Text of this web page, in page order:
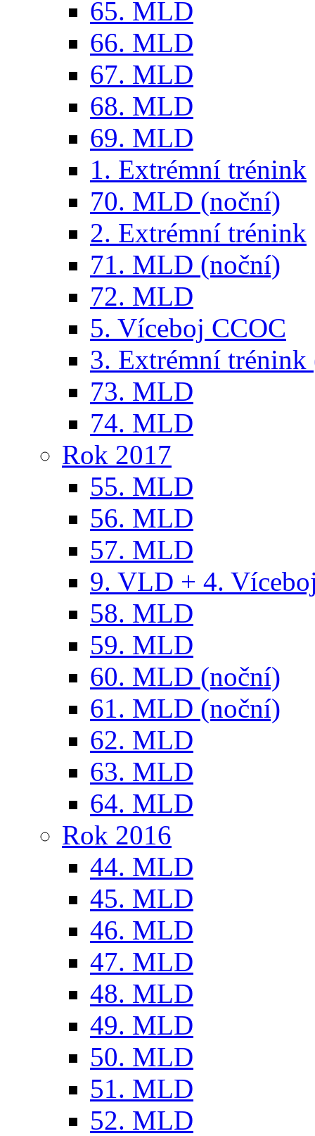
65. MLD
66. MLD
67. MLD
68. MLD
69. MLD
1. Extrémní trénink
70. MLD (noční)
2. Extrémní trénink
71. MLD (noční)
72. MLD
5. Víceboj CCOC
3. Extrémní trénink
73. MLD
74. MLD
Rok 2017
55. MLD
56. MLD
57. MLD
9. VLD + 4.
58. MLD
59. MLD
60. MLD (noční)
61. MLD (noční)
62. MLD
63. MLD
64. MLD
Rok 2016
44. MLD
45. MLD
46. MLD
47. MLD
48. MLD
49. MLD
50. MLD
51. MLD
52. MLD